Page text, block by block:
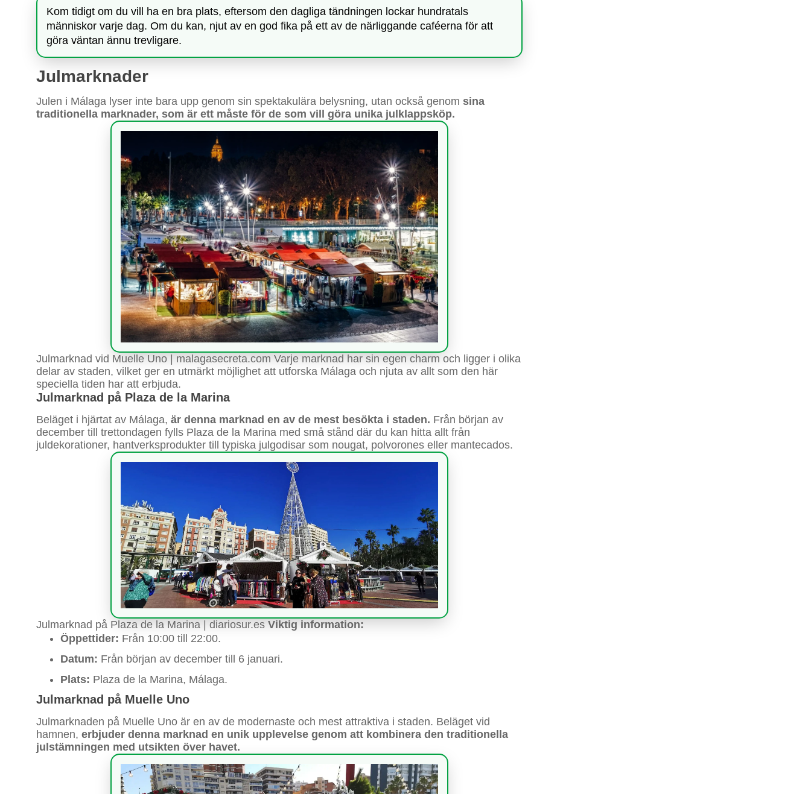
Kom tidigt om du vill ha en bra plats, eftersom den dagliga tändningen lockar hundratals
människor varje dag. Om du kan, njut av en god fika på ett av de närliggande caféerna för att
göra väntan ännu trevligare.
Julmarknader
Julen i Málaga lyser inte bara upp genom sin spektakulära belysning, utan också genom sina
traditionella marknader, som är ett måste för de som vill göra unika julklappsköp.
Julmarknad vid Muelle Uno | malagasecreta.com Varje marknad har sin egen charm och ligger i olika
delar av staden, vilket ger en utmärkt möjlighet att utforska Málaga och njuta av allt som den här
speciella tiden har att erbjuda.
Julmarknad på Plaza de la Marina
Beläget i hjärtat av Málaga, är denna marknad en av de mest besökta i staden. Från början av
december till trettondagen fylls Plaza de la Marina med små stånd där du kan hitta allt från
juldekorationer, hantverksprodukter till typiska julgodisar som nougat, polvorones eller mantecados.
Julmarknad på Plaza de la Marina | diariosur.es Viktig information:
Öppettider: Från 10:00 till 22:00.
Datum: Från början av december till 6 januari.
Plats: Plaza de la Marina, Málaga.
Julmarknad på Muelle Uno
Julmarknaden på Muelle Uno är en av de modernaste och mest attraktiva i staden. Beläget vid
hamnen, erbjuder denna marknad en unik upplevelse genom att kombinera den traditionella
julstämningen med utsikten över havet.